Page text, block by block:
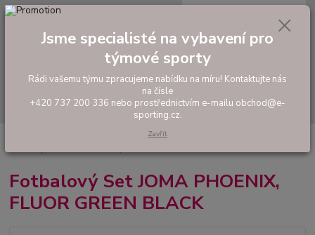
Hledat
tel: +420 737 200 336
0,00 Kč
Tréninkové oblečení
Fotbalový Set JOMA PHOENIX, FLUOR GREEN BLACK
Fotbalový Set JOMA PHOENIX,
FLUOR GREEN BLACK
Jsme specialisté na vybavení pro
týmové sporty
Rádi vašemu týmu zpracujeme nabídku na míru! Kontaktujte nás
na čísle
+420 737 200 336 nebo prostřednictvím e-mailu obchod@e-
sporting.cz.
Zavřít